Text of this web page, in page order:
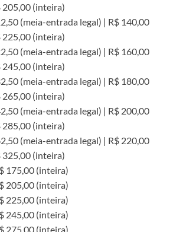
205,00 (inteira)
(meia-entrada legal) | R$ 140,00
225,00 (inteira)
(meia-entrada legal) | R$ 160,00
245,00 (inteira)
(meia-entrada legal) | R$ 180,00
265,00 (inteira)
(meia-entrada legal) | R$ 200,00
285,00 (inteira)
(meia-entrada legal) | R$ 220,00
325,00 (inteira)
175,00 (inteira)
205,00 (inteira)
225,00 (inteira)
245,00 (inteira)
275,00 (inteira)